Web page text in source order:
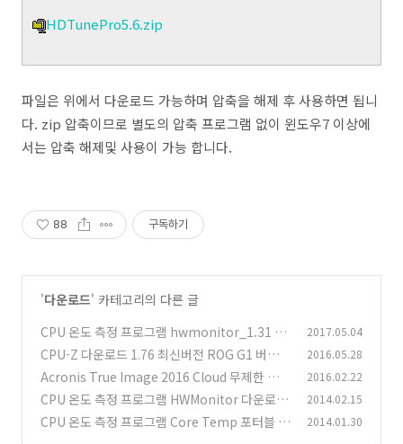
HDTunePro5.6.zip
파일은 위에서 다운로드 가능하며 압축을 해제 후 사용하면 됩니
다. zip 압축이므로 별도의 압축 프로그램 없이 윈도우7 이상에
서는 압축 해제및 사용이 가능 합니다.
88 구독하기
'다운로드' 카테고리의 다른 글
CPU 온도 측정 프로그램 hwmonitor_1.31 다
운로드
(1)
2017.05.04
CPU-Z 다운로드 1.76 최신버전 ROG G1 버전
(0)
2016.05.28
Acronis True Image 2016 Cloud 무제한 백업
동기화
(12)
2016.02.22
CPU 온도 측정 프로그램 HWMonitor 다운로드
(3)
2014.02.15
CPU 온도 측정 프로그램 Core Temp 포터블 버
2014.01.30